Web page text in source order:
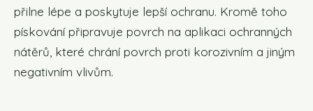
přilne lépe a poskytuje lepší ochranu. Kromě toho
pískování připravuje povrch na aplikaci ochranných
nátěrů, které chrání povrch proti korozivním a jiným
negativním vlivům.